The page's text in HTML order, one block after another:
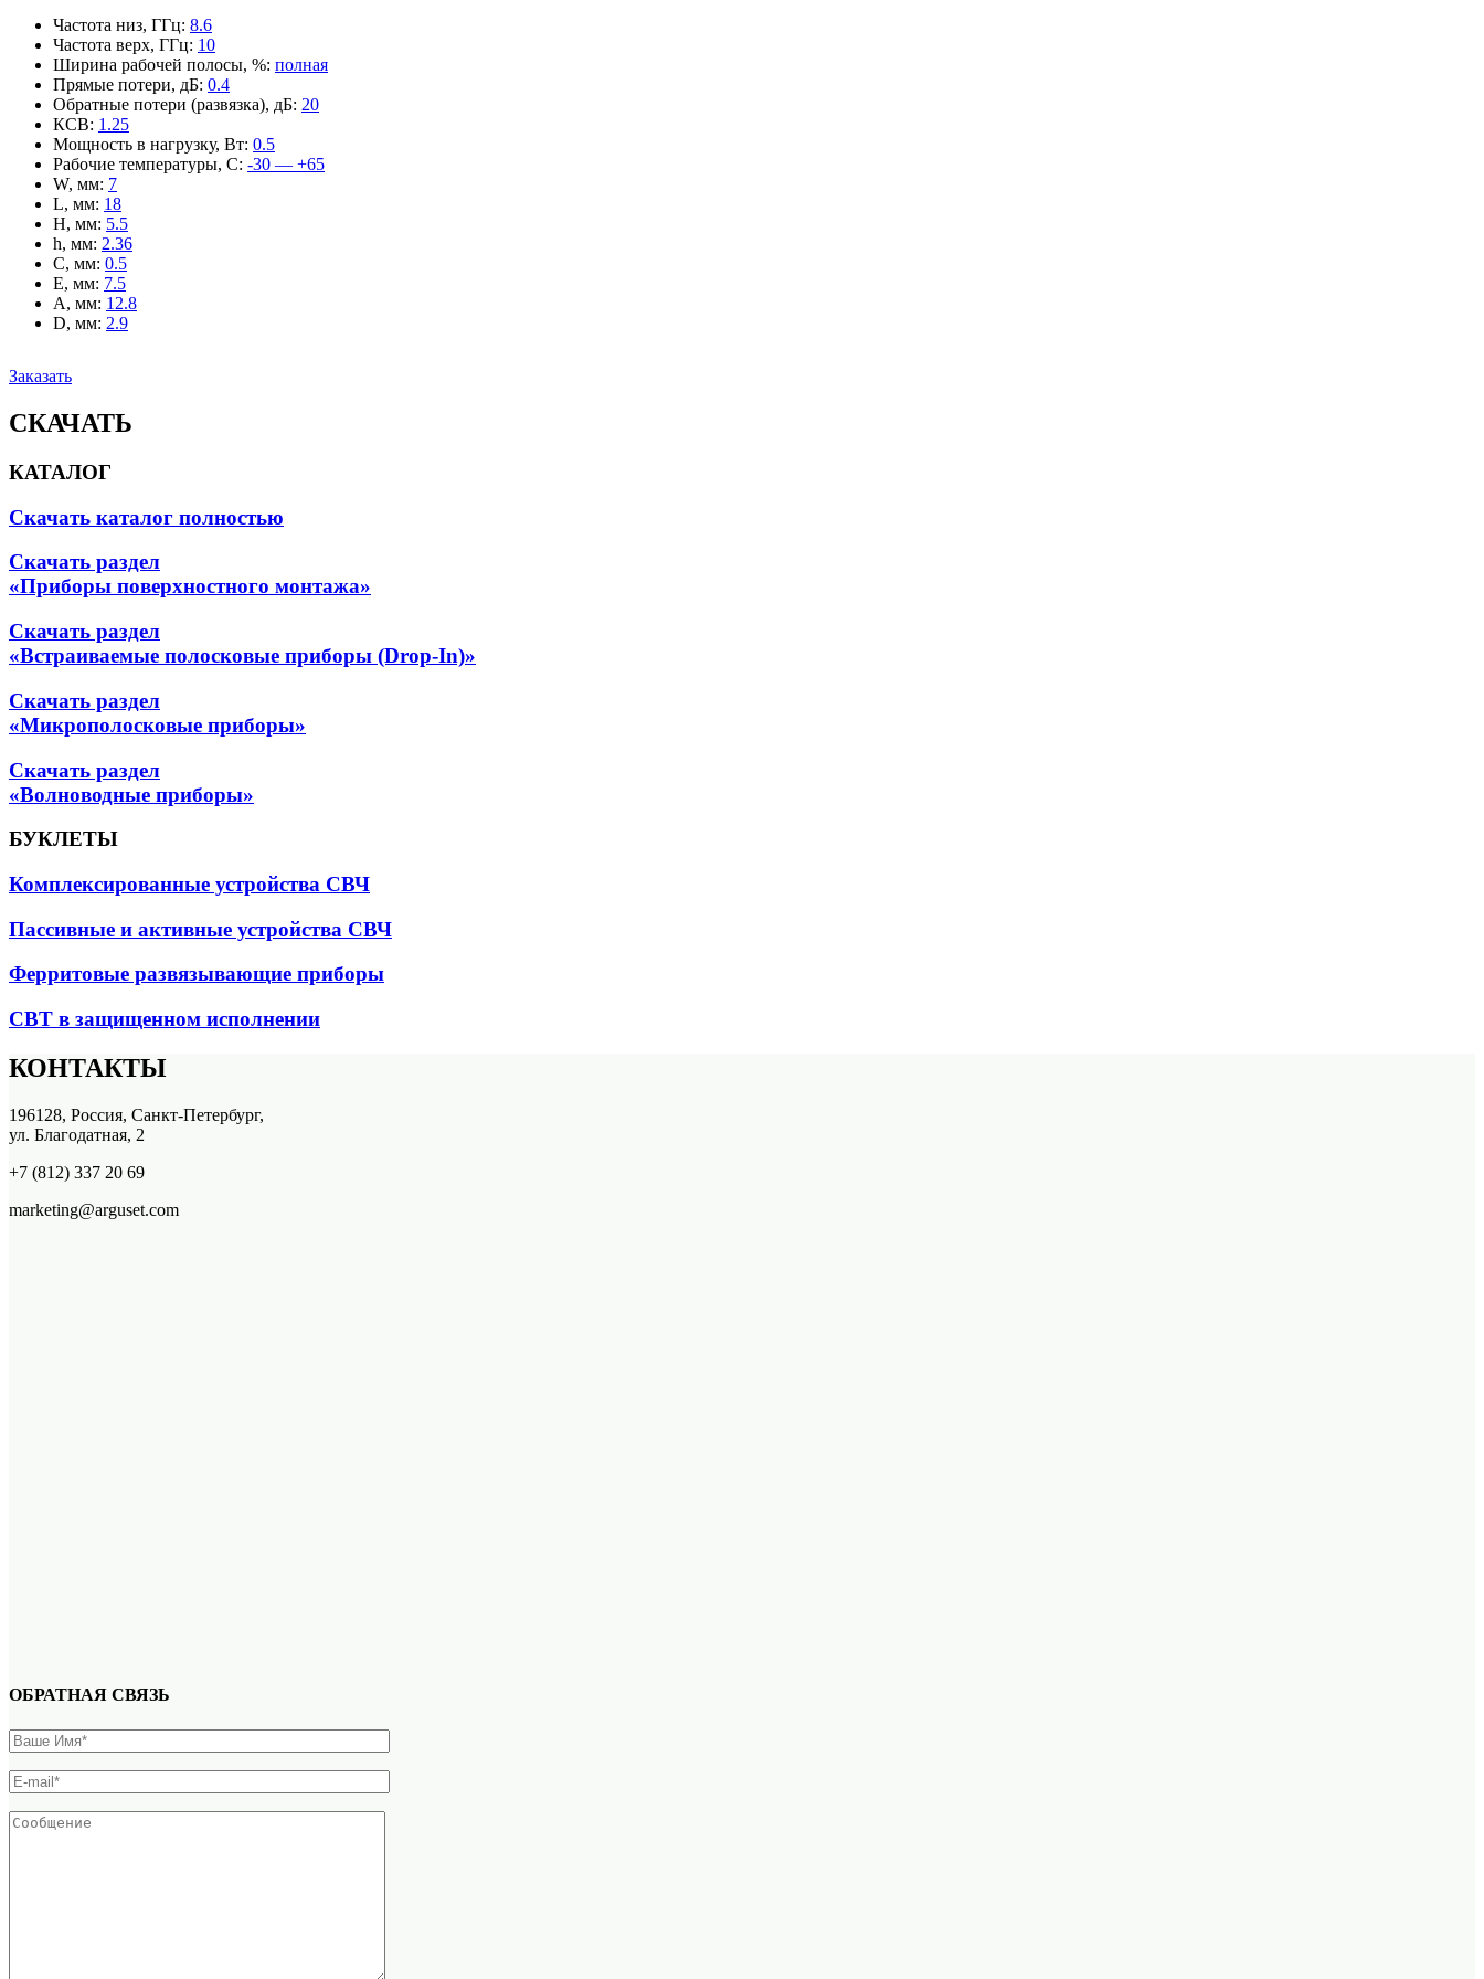
Частота низ, ГГц: 8.6
Частота верх, ГГц: 10
Ширина рабочей полосы, %: полная
Прямые потери, дБ: 0.4
Обратные потери (развязка), дБ: 20
КСВ: 1.25
Мощность в нагрузку, Вт: 0.5
Рабочие температуры, С: -30 — +65
W, мм: 7
L, мм: 18
H, мм: 5.5
h, мм: 2.36
C, мм: 0.5
E, мм: 7.5
A, мм: 12.8
D, мм: 2.9
Заказать
СКАЧАТЬ
КАТАЛОГ
Скачать каталог полностью
Скачать раздел
«Приборы поверхностного монтажа»
Скачать раздел
«Встраиваемые полосковые приборы (Drop-In)»
Скачать раздел
«Микрополосковые приборы»
Скачать раздел
«Волноводные приборы»
БУКЛЕТЫ
Комплексированные устройства СВЧ
Пассивные и активные устройства СВЧ
Ферритовые развязывающие приборы
СВТ в защищенном исполнении
КОНТАКТЫ
196128, Россия, Санкт-Петербург,
ул. Благодатная, 2
+7 (812) 337 20 69
marketing@arguset.com
ОБРАТНАЯ СВЯЗЬ